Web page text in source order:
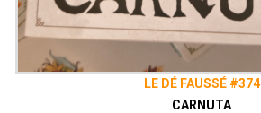
LE DÉ FAUSSÉ #374
CARNUTA